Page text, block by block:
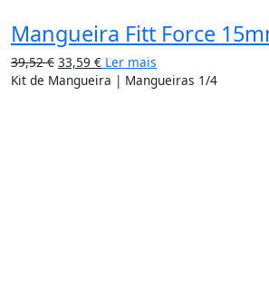
Mangueira Fitt Force
39,52€ 33,59 € Ler mais
Kit de Mangueira | Mangueiras 1/4